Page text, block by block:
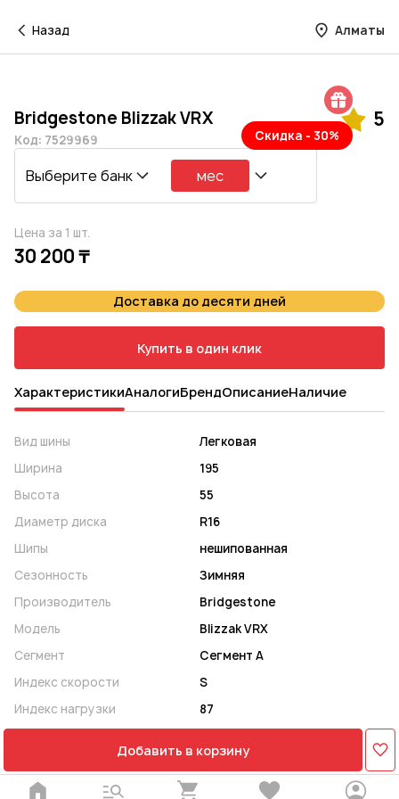
Назад Алматы
Скидка - 30%
Bridgestone Blizzak VRX 5
Код: 7529969
Выберите банк мес
Цена за 1 шт.
30 200 ₸
Доставка до десяти дней
Купить в один клик
ХарактеристикиАналогиБрендОписаниеНаличие
Вид шины
Легковая
Ширина
195
Высота
55
Диаметр диска
R16
Шипы
нешипованная
Сезонность
Зимняя
Производитель
Bridgestone
Модель
Blizzak VRX
Сегмент
Сегмент A
Индекс скорости
S
Индекс нагрузки
87
Добавить в корзину